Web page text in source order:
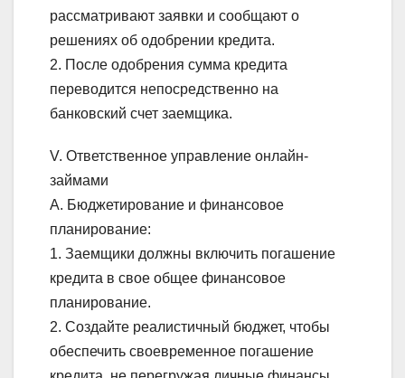
рассматривают заявки и сообщают о
решениях об одобрении кредита.
2. После одобрения сумма кредита
переводится непосредственно на
банковский счет заемщика.
V. Ответственное управление онлайн-
займами
А. Бюджетирование и финансовое
планирование:
1. Заемщики должны включить погашение
кредита в свое общее финансовое
планирование.
2. Создайте реалистичный бюджет, чтобы
обеспечить своевременное погашение